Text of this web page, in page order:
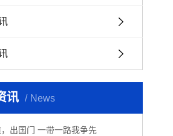
讯 News
出国门 一带一路我争先